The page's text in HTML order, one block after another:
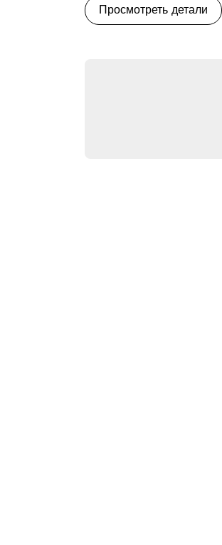
Просмотреть детали